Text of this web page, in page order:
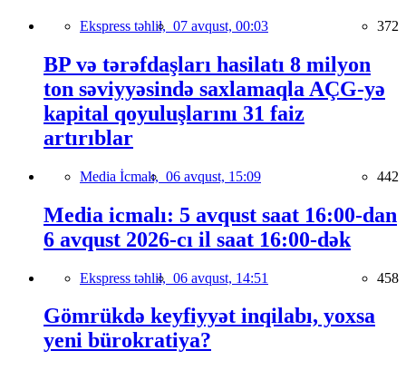
Ekspress təhlil, 07 avqust, 00:03 372
BP və tərəfdaşları hasilatı 8 milyon
ton səviyyəsində saxlamaqla AÇG-yə
kapital qoyuluşlarını 31 faiz
artırıblar
Media İcmalı, 06 avqust, 15:09 442
Media icmalı: 5 avqust saat 16:00-dan
6 avqust 2026-cı il saat 16:00-dək
Ekspress təhlil, 06 avqust, 14:51 458
Gömrükdə keyfiyyət inqilabı, yoxsa
yeni bürokratiya?